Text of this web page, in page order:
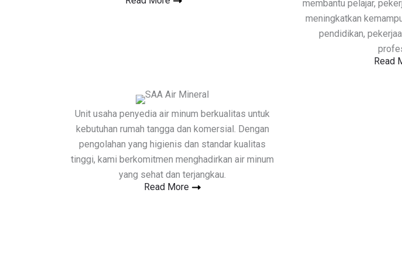
membantu pelajar,
meningkatkan
pendidikan,
Read
Unit usaha penyedia air minum berkualitas untuk
kebutuhan rumah tangga dan komersial. Dengan
pengolahan yang higienis dan standar kualitas
tinggi, kami berkomitmen menghadirkan air minum
yang sehat dan terjangkau.
Read More